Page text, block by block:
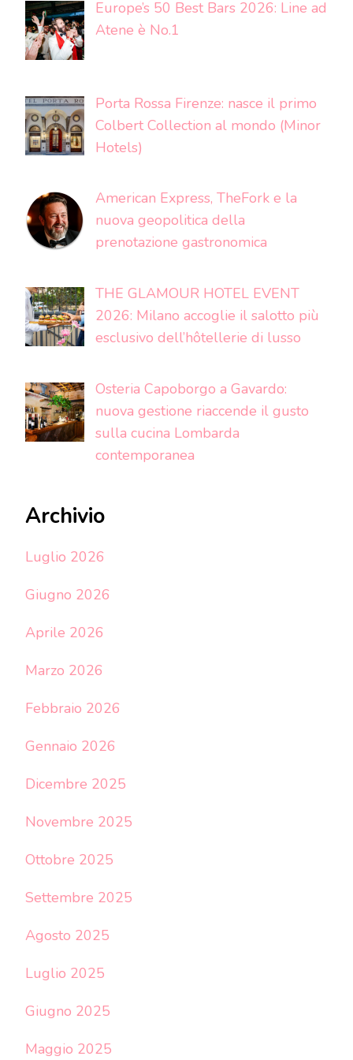
Europe’s 50 Best Bars 2026: Line ad
Atene è No.1
Porta Rossa Firenze: nasce il primo
Colbert Collection al mondo (Minor
Hotels)
American Express, TheFork e la
nuova geopolitica della
prenotazione gastronomica
THE GLAMOUR HOTEL EVENT
2026: Milano accoglie il salotto più
esclusivo dell’hôtellerie di lusso
Osteria Capoborgo a Gavardo:
nuova gestione riaccende il gusto
sulla cucina Lombarda
contemporanea
Archivio
Luglio 2026
Giugno 2026
Aprile 2026
Marzo 2026
Febbraio 2026
Gennaio 2026
Dicembre 2025
Novembre 2025
Ottobre 2025
Settembre 2025
Agosto 2025
Luglio 2025
Giugno 2025
Maggio 2025